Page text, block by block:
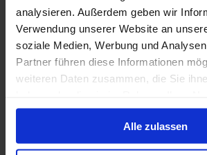
analysieren. Außerdem geben wir
Verwendung unserer Website an
soziale Medien, Werbung und
Partner führen diese Informationen
weiteren Daten zusammen, die Sie
gesammelt haben.
Alle zulassen
Transpazifik ab San Pedro, Los
der Coral Princess
Ab Los Angeles An Vancouver
Bis zu 1499 € Bordguthaben